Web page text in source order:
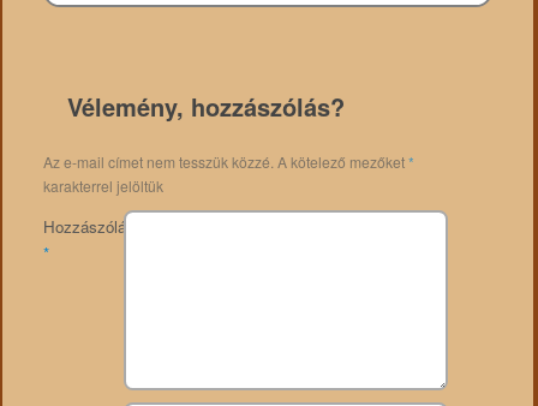
Vélemény, hozzászólás?
Az e-mail címet nem tesszük közzé. A kötelező mezőket*
karakterrel jelöltük
Hozzászólás
*